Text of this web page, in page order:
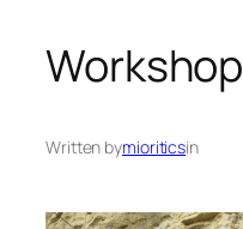
Written bymioriticsin